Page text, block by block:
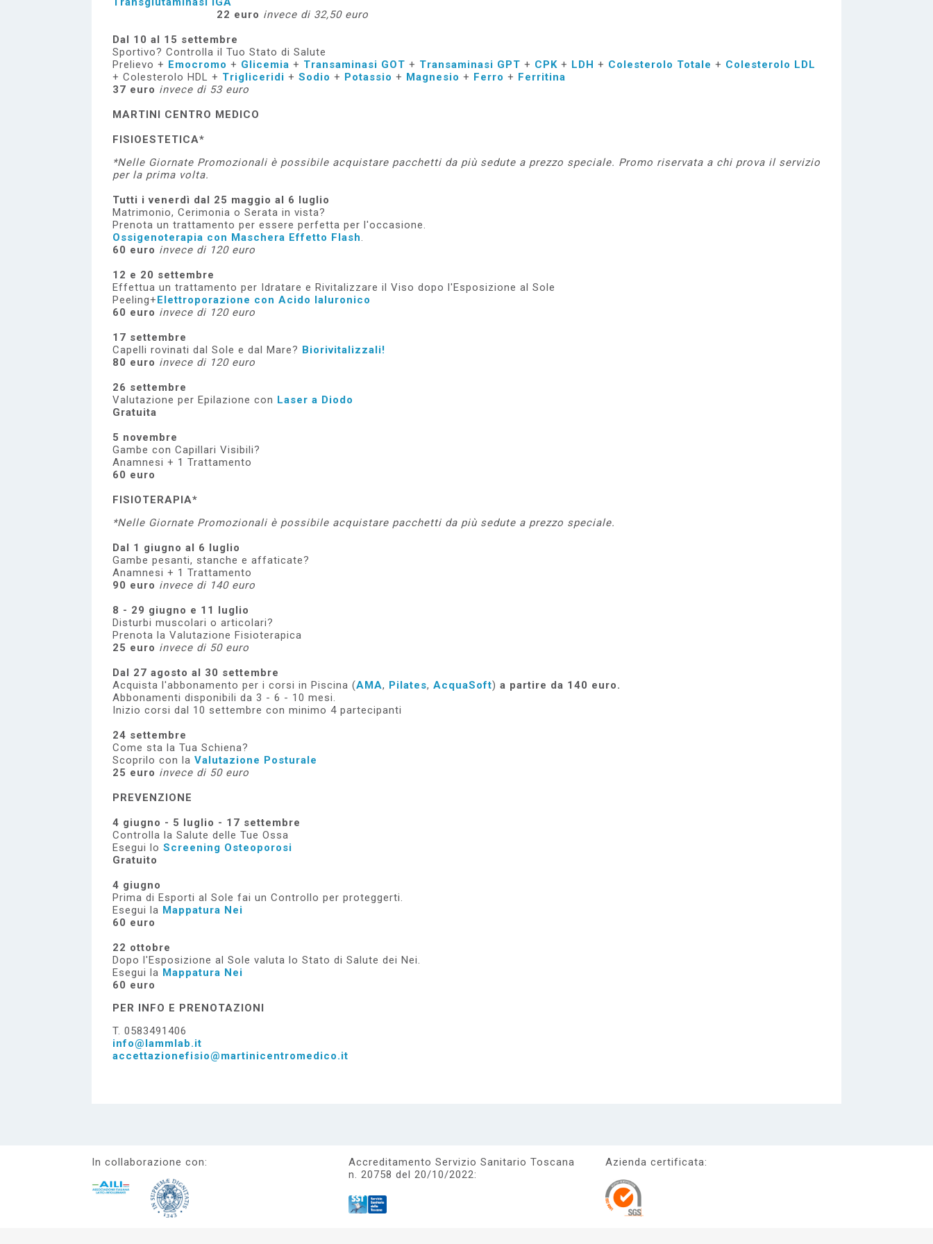
22 euro invece di 32,50 euro
Dal 10 al 15 settembre
Sportivo? Controlla il Tuo Stato di Salute
Prelievo + Emocromo + Glicemia + Transaminasi GOT + Transaminasi GPT + CPK + LDH + Colesterolo Totale + Colesterolo LDL
+ Colesterolo HDL + Trigliceridi + Sodio + Potassio + Magnesio + Ferro + Ferritina
37 euro invece di 53 euro
MARTINI CENTRO MEDICO
FISIOESTETICA*
*Nelle Giornate Promozionali è possibile acquistare pacchetti da più sedute a prezzo speciale. Promo riservata a chi prova il servizio
per la prima volta.
Tutti i venerdì dal 25 maggio al 6 luglio
Matrimonio, Cerimonia o Serata in vista?
Prenota un trattamento per essere perfetta per l'occasione.
Ossigenoterapia con Maschera Effetto Flash.
60 euro invece di 120 euro
12 e 20 settembre
Effettua un trattamento per Idratare e Rivitalizzare il Viso dopo l'Esposizione al Sole
Peeling+Elettroporazione con Acido Ialuronico
60 euro invece di 120 euro
17 settembre
Capelli rovinati dal Sole e dal Mare? Biorivitalizzali!
80 euro invece di 120 euro
26 settembre
Valutazione per Epilazione con Laser a Diodo
Gratuita
5 novembre
Gambe con Capillari Visibili?
Anamnesi + 1 Trattamento
60 euro
FISIOTERAPIA*
*Nelle Giornate Promozionali è possibile acquistare pacchetti da più sedute a prezzo speciale.
Dal 1 giugno al 6 luglio
Gambe pesanti, stanche e affaticate?
Anamnesi + 1 Trattamento
90 euro invece di 140 euro
8 - 29 giugno e 11 luglio
Disturbi muscolari o articolari?
Prenota la Valutazione Fisioterapica
25 euro invece di 50 euro
Dal 27 agosto al 30 settembre
Acquista l'abbonamento per i corsi in Piscina (AMA, Pilates, AcquaSoft) a partire da 140 euro.
Abbonamenti disponibili da 3 - 6 - 10 mesi.
Inizio corsi dal 10 settembre con minimo 4 partecipanti
24 settembre
Come sta la Tua Schiena?
Scoprilo con la Valutazione Posturale
25 euro invece di 50 euro
PREVENZIONE
4 giugno - 5 luglio - 17 settembre
Controlla la Salute delle Tue Ossa
Esegui lo Screening Osteoporosi
Gratuito
4 giugno
Prima di Esporti al Sole fai un Controllo per proteggerti.
Esegui la Mappatura Nei
60 euro
22 ottobre
Dopo l'Esposizione al Sole valuta lo Stato di Salute dei Nei.
Esegui la Mappatura Nei
60 euro
PER INFO E PRENOTAZIONI
T. 0583491406
info@lammlab.it
accettazionefisio@martinicentromedico.it
In collaborazione con:
Accreditamento Servizio Sanitario Toscana
n. 20758 del 20/10/2022:
Azienda certificata: